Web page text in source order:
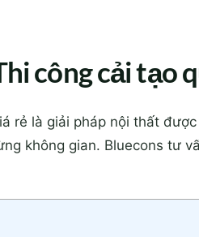
công cải tạo
rẻ là giải pháp nội thất
không gian. Bluecons tư